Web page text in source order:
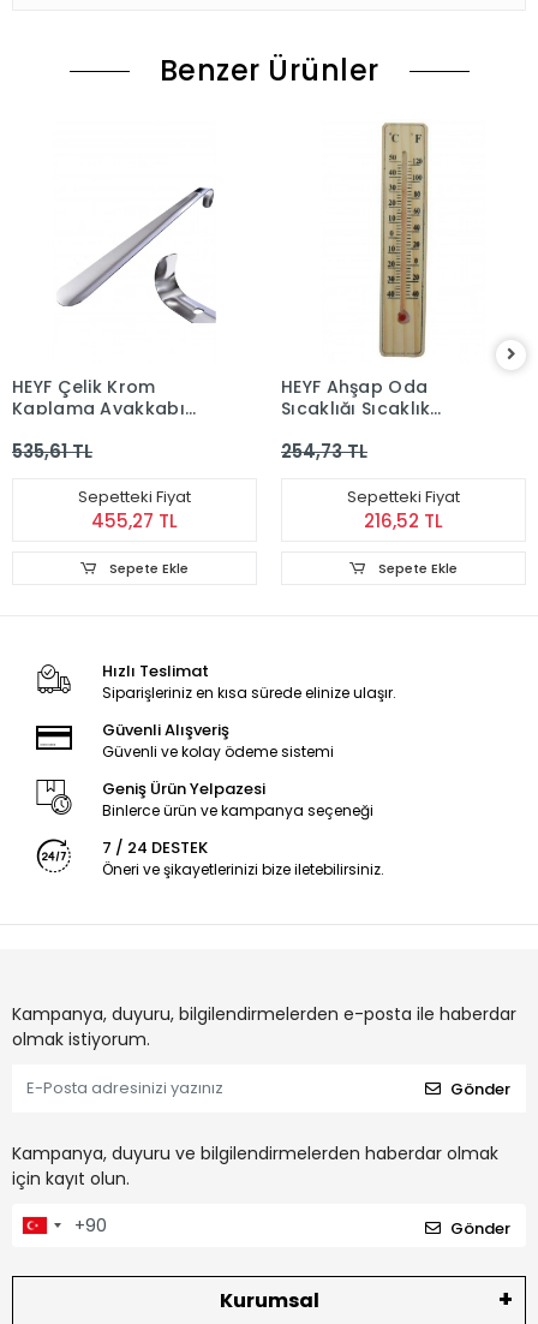
Benzer Ürünler
HEYF Çelik Krom
Kaplama Ayakkabı
Cm
535,61 TL
Sepetteki Fiyat
455,27 TL
Sepete Ekle
HEYF Ahşap Oda
Sıcaklığı Sıcaklık
Küçük Boy
254,73 TL
Sepetteki Fiyat
216,52 TL
Sepete Ekle
Hızlı Teslimat
Siparişleriniz en kısa sürede elinize ulaşır.
Güvenli Alışveriş
Güvenli ve kolay ödeme sistemi
Geniş Ürün Yelpazesi
Binlerce ürün ve kampanya seçeneği
7 / 24 DESTEK
Öneri ve şikayetlerinizi bize iletebilirsiniz.
Kampanya, duyuru, bilgilendirmelerden e-posta ile haberdar
olmak istiyorum.
Gönder
Kampanya, duyuru ve bilgilendirmelerden haberdar olmak
için kayıt olun.
Gönder
Kurumsal